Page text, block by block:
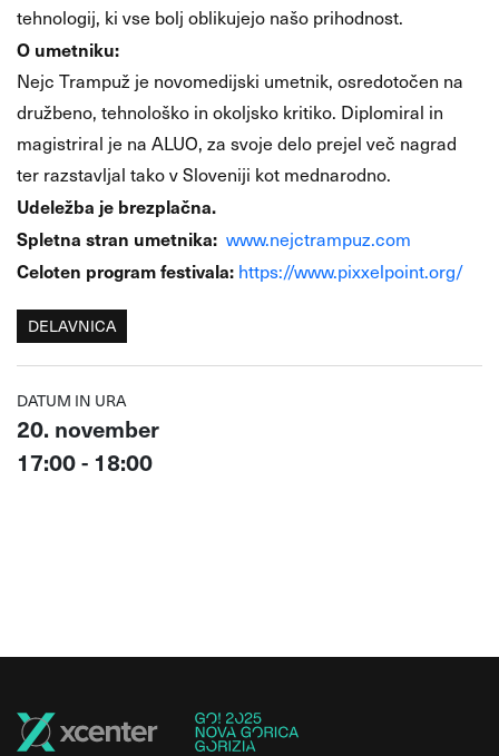
tehnologij, ki vse bolj oblikujejo našo prihodnost.
O umetniku:
Nejc Trampuž je novomedijski umetnik, osredotočen na
družbeno, tehnološko in okoljsko kritiko. Diplomiral in
magistriral je na ALUO, za svoje delo prejel več nagrad
ter razstavljal tako v Sloveniji kot mednarodno.
Udeležba je brezplačna.
Spletna stran umetnika: www.nejctrampuz.com
Celoten program festivala: https://www.pixxelpoint.org/
DELAVNICA
DATUM IN URA
20. november
17:00 - 18:00